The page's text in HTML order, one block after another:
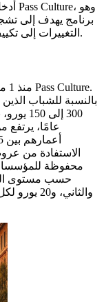
برنامج يهدف إلى
التغييرات إلى تكييف البرنامج مع الاحتياجات الحالية للمستفيدين.
الاستفادة من